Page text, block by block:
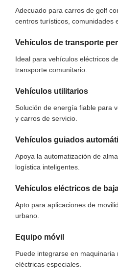
Adecuado para carros de golf
centros turísticos, comunidades
Vehículos de transporte
Ideal para vehículos eléctricos
transporte comunitario.
Vehículos utilitarios
Solución de energía fiable para
y carros de servicio.
Vehículos guiados
Apoya la automatización de
logística inteligentes.
Vehículos eléctricos de
Apto para aplicaciones de
urbano.
Equipo móvil
Puede integrarse en maquinaria
eléctricas especiales.